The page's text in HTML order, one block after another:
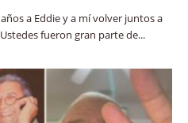
años a Eddie y a mí volver juntos a
fueron gran parte de...